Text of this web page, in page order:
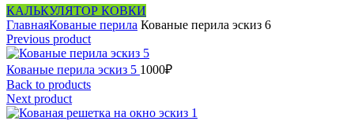
КАЛЬКУЛЯТОР КОВКИ
ГлавнаяКованые перила Кованые перила эскиз 6
Previous product
Кованые перила эскиз 5 1000₽
Back to products
Next product